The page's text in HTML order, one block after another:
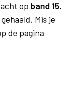
op band 15.
Mis je
de pagina